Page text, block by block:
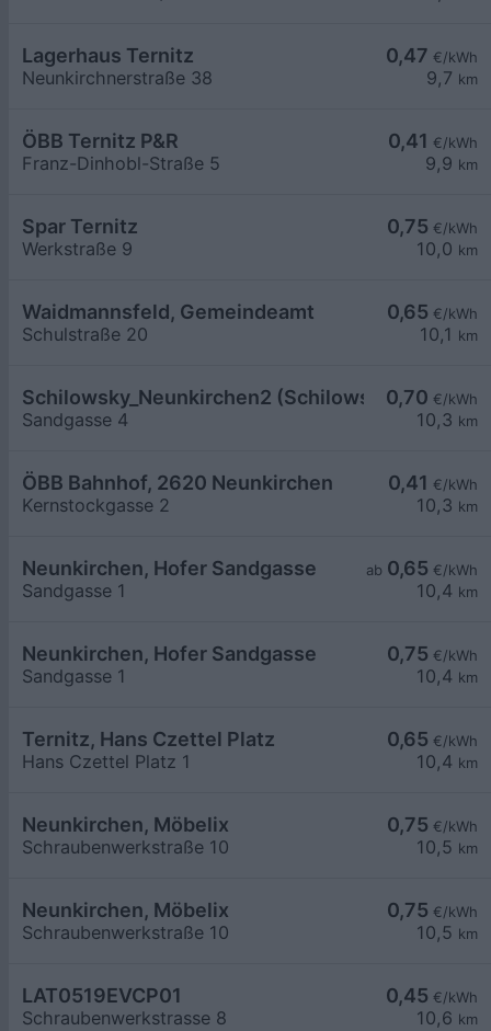
0,47 €/kWh
9,7 km
Lagerhaus Ternitz
Neunkirchnerstraße 38
0,41 €/kWh
9,9 km
ÖBB Ternitz P&R
Franz-Dinhobl-Straße 5
0,75 €/kWh
10,0 km
Spar Ternitz
Werkstraße 9
0,65 €/kWh
10,1 km
Waidmannsfeld, Gemeindeamt
Schulstraße 20
0,70 €/kWh
10,3 km
Schilowsky_Neunkirchen2 (Schilowsky
Sandgasse 4
0,41 €/kWh
10,3 km
ÖBB Bahnhof, 2620 Neunkirchen
Kernstockgasse 2
ab 0,65 €/kWh
10,4 km
Neunkirchen, Hofer Sandgasse
Sandgasse 1
0,75 €/kWh
10,4 km
Neunkirchen, Hofer Sandgasse
Sandgasse 1
0,65 €/kWh
10,4 km
Ternitz, Hans Czettel Platz
Hans Czettel Platz 1
0,75 €/kWh
10,5 km
Neunkirchen, Möbelix
Schraubenwerkstraße 10
0,75 €/kWh
10,5 km
Neunkirchen, Möbelix
Schraubenwerkstraße 10
0,45 €/kWh
10,6 km
LAT0519EVCP01
Schraubenwerkstrasse 8